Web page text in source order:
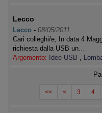
Lecco
Lecco - 08/05/2011
Cari colleghi/e, In data 4
richiesta dalla USB un…
Argomento: Idee USB ,
<< < 3 4